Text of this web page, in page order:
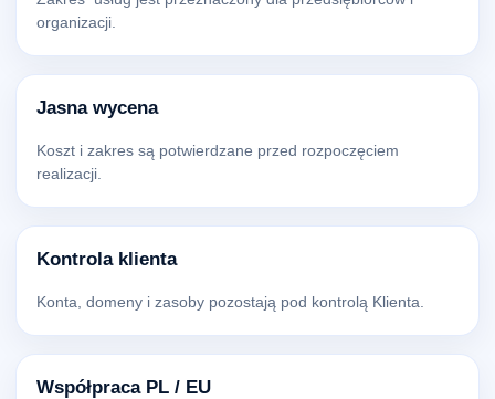
organizacji.
Jasna wycena
Koszt i zakres są potwierdzane przed rozpoczęciem
realizacji.
Kontrola klienta
Konta, domeny i zasoby pozostają pod kontrolą Klienta.
Współpraca PL / EU